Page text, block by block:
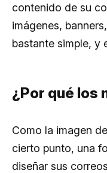
contenido de su
imágenes,
bastante simple, y
¿Por qué los
Como la imagen
cierto punto, una
diseñar sus